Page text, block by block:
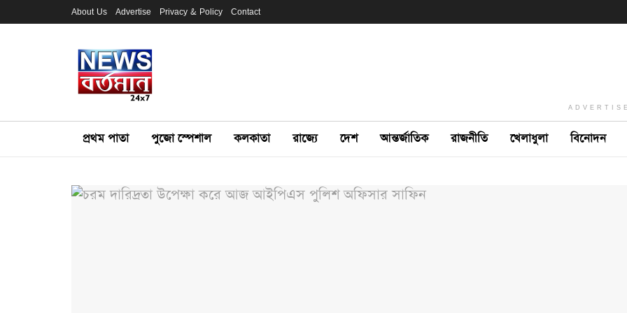
About Us Advertise Privacy & Policy Contact
প্রথম পাতা পুজো স্পেশাল কলকাতা রাজ্যে দেশ আন্তর্জাতিক রাজনীতি খেলাধুলা বিনোদন